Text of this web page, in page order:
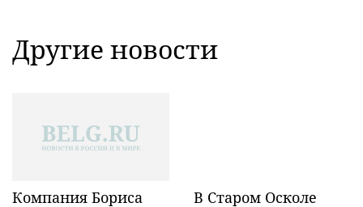
Другие новости
Компания Бориса
В Старом Осколе